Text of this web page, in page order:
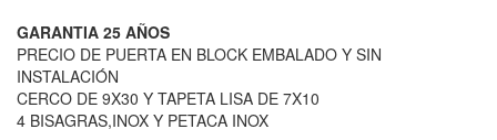
GARANTIA 25 AÑOS
PRECIO DE PUERTA EN BLOCK EMBALADO Y SIN
INSTALACIÓN
CERCO DE 9X30 Y TAPETA LISA DE 7X10
4 BISAGRAS,INOX Y PETACA INOX